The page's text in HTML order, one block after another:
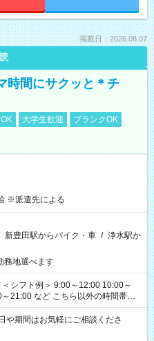
掲載日：2026.08.07
時間にサクッと＊チ
大学生歓迎
ブランクOK
※派遣先による
新豊田駅からバイク・車 / 浄水駅か
地選べます
ら以外の時間帯も
期間はお気軽にご相談くださ